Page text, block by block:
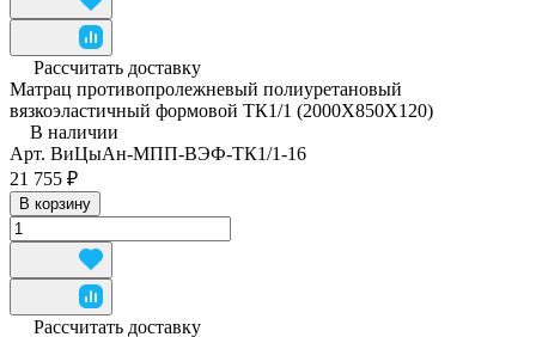
Рассчитать доставку
Матрац противопролежневый полиуретановый
вязкоэластичный формовой ТК1/1 (2000Х850Х120)
В наличии
Арт. ВиЦыАн-МПП-ВЭФ-ТК1/1-16
21 755 ₽
В корзину
Рассчитать доставку